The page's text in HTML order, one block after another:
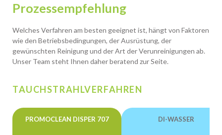
Prozessempfehlung
Welches Verfahren am besten geeignet ist, hängt von Faktoren
wie den Betriebsbedingungen, der Ausrüstung, der
gewünschten Reinigung und der Art der Verunreinigungen ab.
Unser Team steht Ihnen daher beratend zur Seite.
TAUCHSTRAHLVERFAHREN
PROMOCLEAN DISPER 707 DI-WASSER